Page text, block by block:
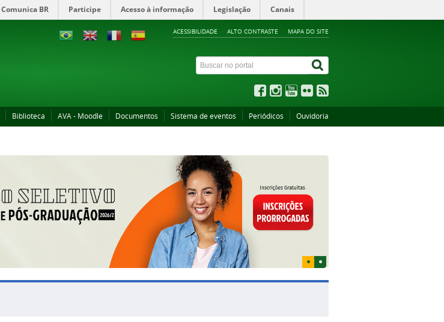
Comunica BR Participe Acesso à informação Legislação Canais
ACESSIBILIDADE ALTO CONTRASTE MAPA DO SITE
Biblioteca AVA - Moodle Documentos Sistema de eventos Periódicos Ouvidoria